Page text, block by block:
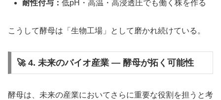
耐性付与：低pH・高温・高浸透圧でも働く株を作る
こうして酵母は「生物工場」として磨かれ続けている。
🚀 4. 未来のバイオ産業 ― 酵母が拓く可能性
酵母は、未来の産業においてさらに重要な役割を担うと考